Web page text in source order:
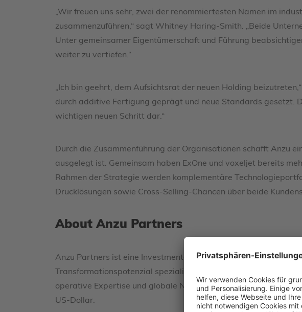
„Wir freuen uns sehr, zwei der renommiertesten Namen im
zusammenzuführen,“ sagt Whitney Haring-Smith. „Beide
Unter gemeinsamer Eigentümerschaft und Führung
weiter zu vertiefen.“
„Ich bin geehrt, dem Aufsichtsrat der neuen Holding
durch additive Fertigung geprägt und neue Standards gesetzt.
wichtigen neuen Schritt dar.“
Durch die Zusammenführung der Organisationen schafft Anzu
ausgelegt ist. Gemeinsam haben ExOne und voxeljet bereits
Rahmen der Strategie werden komplementäre
Drucklösungen sowie Cross-Selling-Chancen über beide
About Anzu Partners
Anzu Partners ist eine Investmentgesellschaft, die sich auf
Transformationspotenzial spezialisiert hat. Das Unternehmen
operative Expertise und globale Netzwerke erfolgreich zu
US-Dollar.